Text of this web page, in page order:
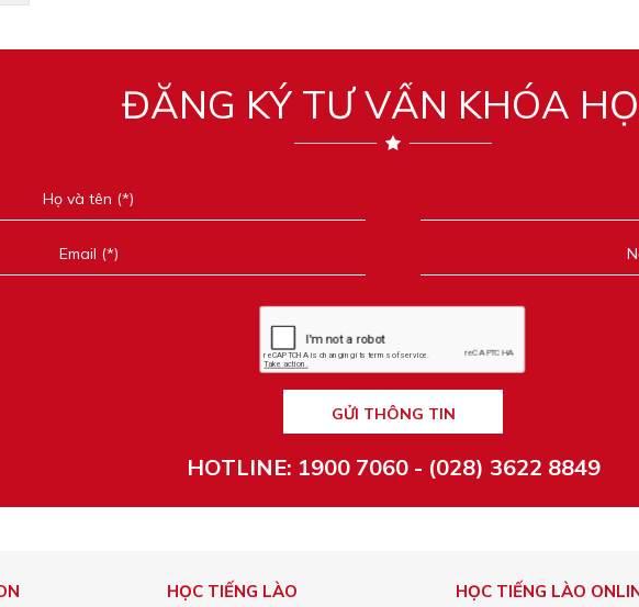
ĐĂNG KÝ TƯ VẤN KHÓA
GỬI THÔNG TIN
HOTLINE: 1900 7060 - (028) 3622 8849
HỌC TIẾNG LÀO HỌC TIẾNG LÀO